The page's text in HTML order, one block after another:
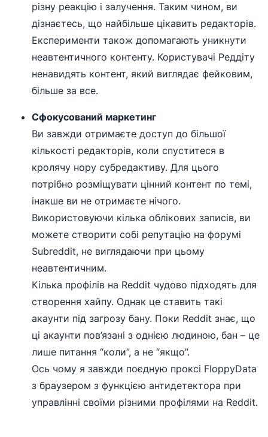
різну реакцію і залучення. Таким чином, ви
дізнаєтесь, що найбільше цікавить редакторів.
Експерименти також допомагають уникнути
неавтентичного контенту. Користувачі Реддіту
ненавидять контент, який виглядає фейковим,
більше за все.
Сфокусований маркетинг
Ви завжди отримаєте доступ до більшої
кількості редакторів, коли спуститеся в
кролячу нору субредактиву. Для цього
потрібно розміщувати цінний контент по темі,
інакше ви не отримаєте нічого.
Використовуючи кілька облікових записів, ви
можете створити собі репутацію на форумі
Subreddit, не виглядаючи при цьому
неавтентичним.
Кілька профілів на Reddit чудово підходять для
створення хайпу. Однак це ставить такі
акаунти під загрозу бану. Поки Reddit знає, що
ці акаунти пов’язані з однією людиною, бан – це
лише питання “коли”, а не “якщо”.
Ось чому я завжди поєдную проксі FloppyData
з браузером з функцією антидетектора при
управлінні своїми різними профілями на Reddit.